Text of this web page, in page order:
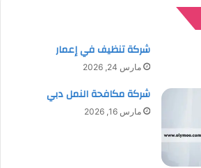
شركة تنظيف في إعمار
مارس 24, 2026
شركة مكافحة النمل دبي
مارس 16, 2026